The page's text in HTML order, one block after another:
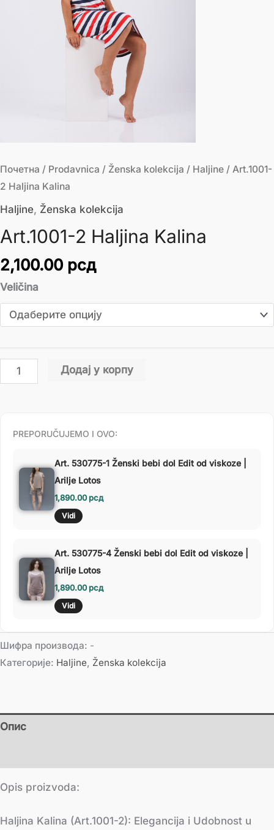
Почетна / Prodavnica / Ženska kolekcija / Haljine / Art.1001-
2 Haljina Kalina
Haljine, Ženska kolekcija
Art.1001-2 Haljina Kalina
2,100.00 рсд
Veličina
Додај у корпу
PREPORUČUJEMO I OVO:
Art. 530775-1 Ženski bebi dol Edit od viskoze |
Arilje Lotos
1,890.00рсд
Vidi
Art. 530775-4 Ženski bebi dol Edit od viskoze |
Arilje Lotos
1,890.00рсд
Vidi
Шифра производа: -
Категорије: Haljine, Ženska kolekcija
Опис
Opis proizvoda:
Haljina Kalina (Art.1001-2): Elegancija i Udobnost u